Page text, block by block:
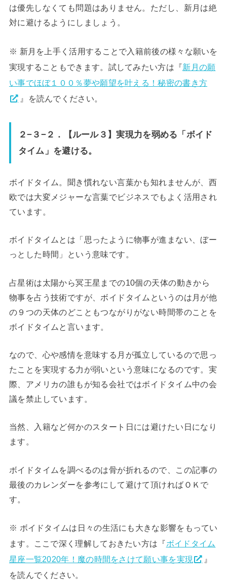
は優先しなくても問題はありません。ただし、新月は絶
対に避けるようにしましょう。
※ 新月を上手く活用することで入籍前後の様々な願いを
実現することもできます。試してみたい方は『新月の願
い事でほぼ１００％夢や願望を叶える！秘密の書き方
』を読んでください。
２−３−２．【ルール３】実現力を弱める「ボイド
タイム」を避ける。
ボイドタイム。聞き慣れない言葉かも知れませんが、西
欧では大変メジャーな言葉でビジネスでもよく活用され
ています。
ボイドタイムとは「思ったように物事が進まない、ぼー
っとした時間」という意味です。
占星術は太陽から冥王星までの10個の天体の動きから
物事を占う技術ですが、ボイドタイムというのは月が他
の９つの天体のどこともつながりがない時間帯のことを
ボイドタイムと言います。
なので、心や感情を意味する月が孤立しているので思っ
たことを実現する力が弱いという意味になるのです。実
際、アメリカの誰もが知る会社ではボイドタイム中の会
議を禁止しています。
当然、入籍など何かのスタート日には避けたい日になり
ます。
ボイドタイムを調べるのは骨が折れるので、この記事の
最後のカレンダーを参考にして避けて頂ければＯＫで
す。
※ ボイドタイムは日々の生活にも大きな影響をもってい
ます。ここで深く理解しておきたい方は『ボイドタイム
星座一覧2020年！魔の時間をさけて願い事を実現
』
を読んでください。